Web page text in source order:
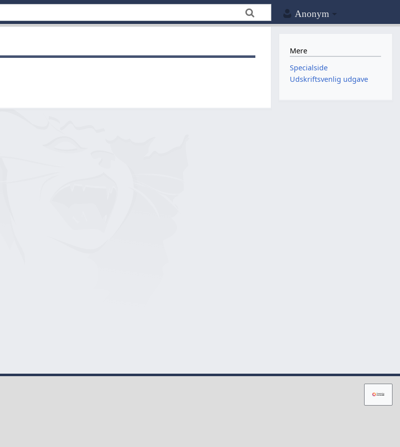
Anonym
Mere
Specialside
Udskriftsvenlig udgave